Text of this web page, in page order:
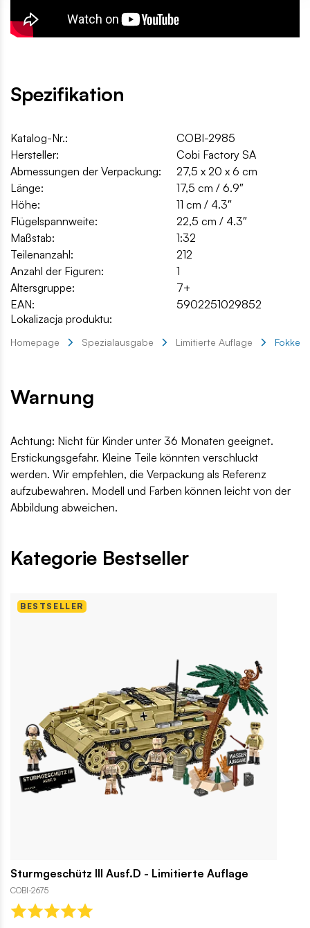
Spezifikation
Katalog-Nr.:
COBI-2985
Hersteller:
Cobi Factory SA
Abmessungen der Verpackung:
27,5 x 20 x 6 cm
Länge:
17,5 cm / 6.9″
Höhe:
11 cm / 4.3″
Flügelspannweite:
22,5 cm / 4.3″
Maßstab:
1:32
Teilenanzahl:
212
Anzahl der Figuren:
1
Altersgruppe:
7+
EAN:
5902251029852
Lokalizacja produktu:
Homepage Spezialausgabe Limitierte Auflage Fokker
Warnung
Achtung: Nicht für Kinder unter 36 Monaten geeignet.
Erstickungsgefahr. Kleine Teile könnten verschluckt
werden. Wir empfehlen, die Verpackung als Referenz
aufzubewahren. Modell und Farben können leicht von der
Abbildung abweichen.
Kategorie Bestseller
BESTSELLER
Sturmgeschütz III Ausf.D - Limitierte Auflage
COBI-2675